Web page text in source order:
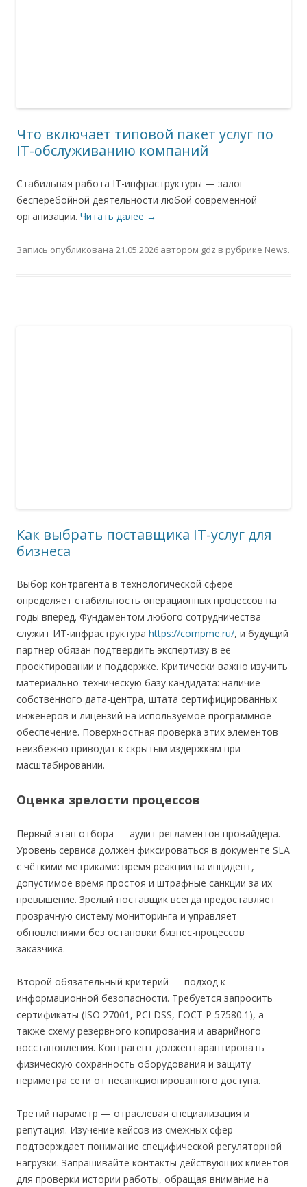
Что включает типовой пакет услуг по
IT-обслуживанию компаний
Стабильная работа IT-инфраструктуры — залог
бесперебойной деятельности любой современной
организации. Читать далее →
Запись опубликована 21.05.2026 автором gdz в рубрике News.
Как выбрать поставщика IT-услуг для
бизнеса
Выбор контрагента в технологической сфере
определяет стабильность операционных процессов на
годы вперёд. Фундаментом любого сотрудничества
служит ИТ-инфраструктура https://compme.ru/, и будущий
партнёр обязан подтвердить экспертизу в её
проектировании и поддержке. Критически важно изучить
материально-техническую базу кандидата: наличие
собственного дата-центра, штата сертифицированных
инженеров и лицензий на используемое программное
обеспечение. Поверхностная проверка этих элементов
неизбежно приводит к скрытым издержкам при
масштабировании.
Оценка зрелости процессов
Первый этап отбора — аудит регламентов провайдера.
Уровень сервиса должен фиксироваться в документе SLA
с чёткими метриками: время реакции на инцидент,
допустимое время простоя и штрафные санкции за их
превышение. Зрелый поставщик всегда предоставляет
прозрачную систему мониторинга и управляет
обновлениями без остановки бизнес-процессов
заказчика.
Второй обязательный критерий — подход к
информационной безопасности. Требуется запросить
сертификаты (ISO 27001, PCI DSS, ГОСТ Р 57580.1), а
также схему резервного копирования и аварийного
восстановления. Контрагент должен гарантировать
физическую сохранность оборудования и защиту
периметра сети от несанкционированного доступа.
Третий параметр — отраслевая специализация и
репутация. Изучение кейсов из смежных сфер
подтверждает понимание специфической регуляторной
нагрузки. Запрашивайте контакты действующих клиентов
для проверки истории работы, обращая внимание на